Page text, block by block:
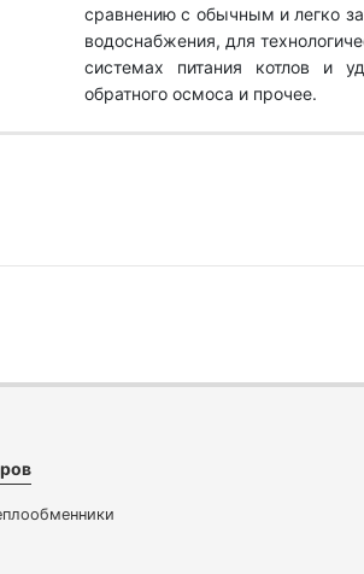
сравнению с обычным и легко
водоснабжения, для
системах питания котлов и
обратного осмоса и прочее.